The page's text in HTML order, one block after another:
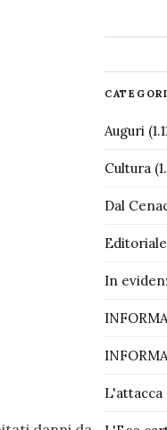
Auguri
Cultura
Dal
Editoriale
In